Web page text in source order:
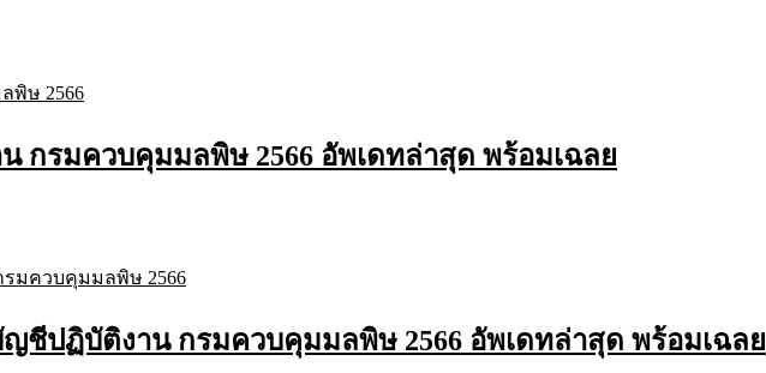
กรมควบคุมมลพิษ 2566 อัพเดทล่าสุด พร้อมเฉลย
ชีปฏิบัติงาน กรมควบคุมมลพิษ 2566 อัพเดทล่าสุด พร้อมเฉลย